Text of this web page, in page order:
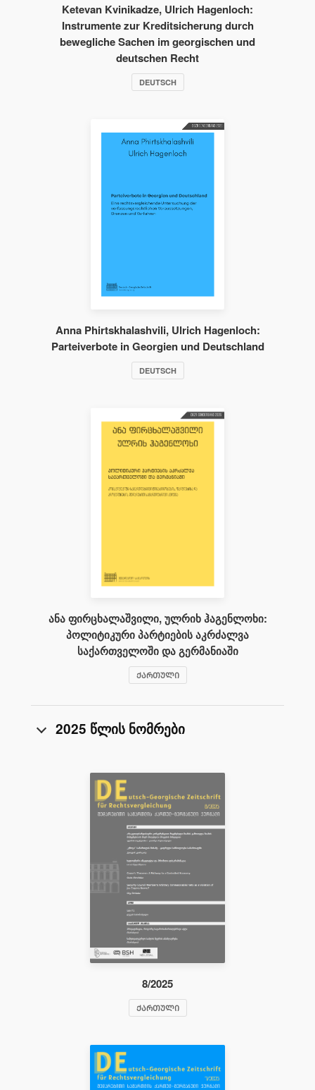
Ketevan Kvinikadze, Ulrich Hagenloch:
Instrumente zur Kreditsicherung durch
bewegliche Sachen im georgischen und
deutschen Recht
DEUTSCH
Anna Phirtskhalashvili, Ulrich Hagenloch:
Parteiverbote in Georgien und Deutschland
DEUTSCH
ანა ფირცხალაშვილი, ულრიხ ჰაგენლოხი:
პოლიტიკური პარტიების აკრძალვა
საქართველოში და გერმანიაში
ᲥᲐᲠᲗᲣᲚᲘ
2025 წლის ნომრები
8/2025
ᲥᲐᲠᲗᲣᲚᲘ